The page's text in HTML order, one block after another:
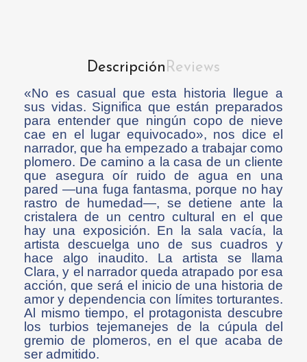
DescripciónReviews
«No es casual que esta historia llegue a
sus vidas. Significa que están preparados
para entender que ningún copo de nieve
cae en el lugar equivocado», nos dice el
narrador, que ha empezado a trabajar como
plomero. De camino a la casa de un cliente
que asegura oír ruido de agua en una
pared —una fuga fantasma, porque no hay
rastro de humedad—, se detiene ante la
cristalera de un centro cultural en el que
hay una exposición. En la sala vacía, la
artista descuelga uno de sus cuadros y
hace algo inaudito. La artista se llama
Clara, y el narrador queda atrapado por esa
acción, que será el inicio de una historia de
amor y dependencia con límites torturantes.
Al mismo tiempo, el protagonista descubre
los turbios tejemanejes de la cúpula del
gremio de plomeros, en el que acaba de
ser admitido.